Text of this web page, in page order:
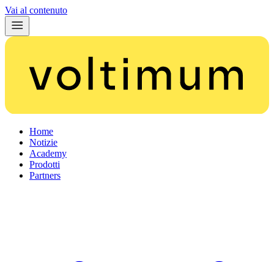
Vai al contenuto
Home
Notizie
Academy
Prodotti
Partners